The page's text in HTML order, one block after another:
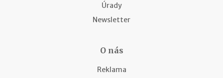
Úrady
Newsletter
O nás
Reklama